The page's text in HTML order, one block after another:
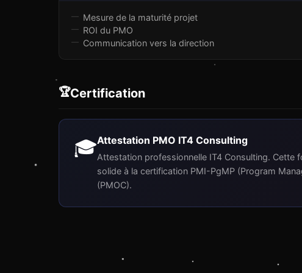
Mesure de la maturité projet
ROI du PMO
Communication vers la direction
🏆Certification
🎓Attestation PMO IT4 Consulting
Attestation professionnelle IT4 Consulting. Cette
solide à la certification PMI-PgMP (Program
(PMOC).